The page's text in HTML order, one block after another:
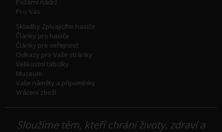
Požární nádrž
Pro Vás
Skladby Zpívajícího hasiče
Články pro hasiče
Články pro veřejnost
Odkazy pro Vaše stránky
Velikostní tabulky
Muzeum
Vaše náměty a přípomínky
Vrácení zboží
Sloužíme těm, kteří chrání životy, zdraví a